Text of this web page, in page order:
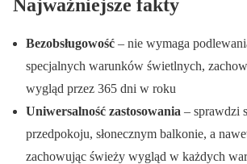
Najważniejsze fakty
Bezobsługowość – nie wymaga
specjalnych warunków świetlnych,
wygląd przez 365 dni w roku
Uniwersalność zastosowania – sprawdzi
przedpokoju, słonecznym balkonie, a
zachowując świeży wygląd w każdych